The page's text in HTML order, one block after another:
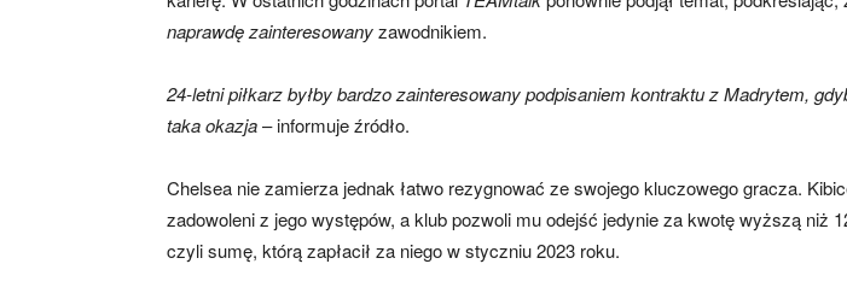
naprawdę zainteresowanyzawodnikiem.
24-letni piłkarz byłby bardzo zainteresowany podpisaniem kontraktu z Madrytem,
taka okazja– informuje źródło.
Chelsea nie zamierza jednak łatwo rezygnować ze swojego kluczowego gracza.
zadowoleni z jego występów, a klub pozwoli mu odejść jedynie za kwotę wyższą niż
czyli sumę, którą zapłacił za niego w styczniu 2023 roku.